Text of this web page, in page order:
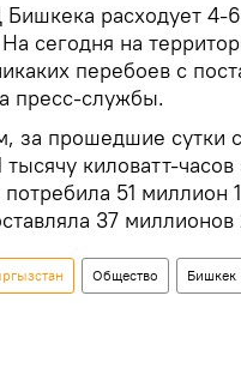
расходует 4-
сегодня на
перебоев с
пресс-службы.
за прошедшие сутки
тысячу киловатт-
потребила 51
37 миллионов
Общество Бишкек